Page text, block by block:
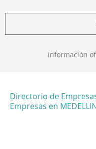
Información
Directorio de
Empresas en